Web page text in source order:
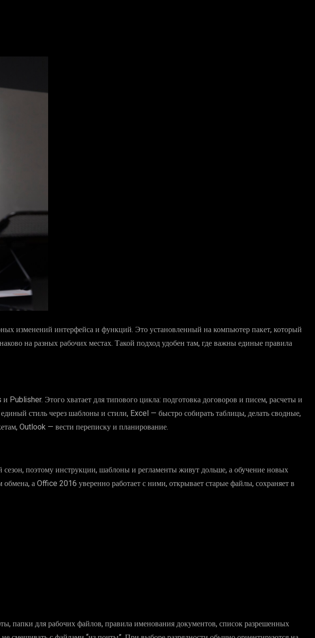
изменений интерфейса и функций. Это установленный на компьютер пакет, который
на разных рабочих местах. Такой подход удобен там, где важны единые правила
Этого хватает для типового цикла: подготовка договоров и писем, расчеты и
стиль через шаблоны и стили, Excel — быстро собирать таблицы, делать сводные,
Outlook — вести переписку и планирование.
поэтому инструкции, шаблоны и регламенты живут дольше, а обучение новых
а Office 2016 уверенно работает с ними, открывает старые файлы, сохраняет в
папки для рабочих файлов, правила именования документов, список разрешенных